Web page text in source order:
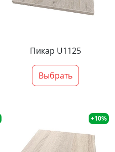
Пикар U1125
Выбрать
+10%